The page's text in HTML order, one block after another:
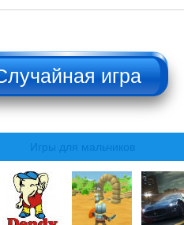
НАЖИМАТЬ!!!
Игры для мальчиков